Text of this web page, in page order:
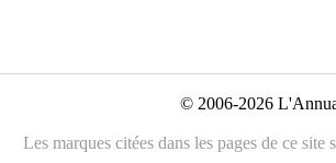
© 2006-2026
Les marques citées dans les pages de ce